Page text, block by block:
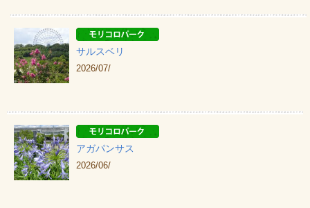
サルスベリ
2026/07/
アガパンサス
2026/06/